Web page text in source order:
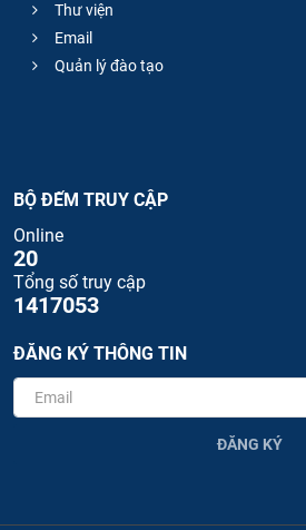
Thư viện
Email
Quản lý đào tạo
BỘ ĐẾM TRUY CẬP
Online
20
Tổng số truy cập
1417053
ĐĂNG KÝ THÔNG TIN
ĐĂNG KÝ